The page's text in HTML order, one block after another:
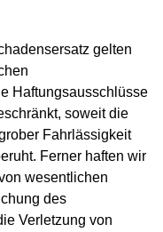
gelten
Haftungsausschlüsse
soweit die
Fahrlässigkeit
Ferner haften wir
wesentlichen
des
Verletzung von